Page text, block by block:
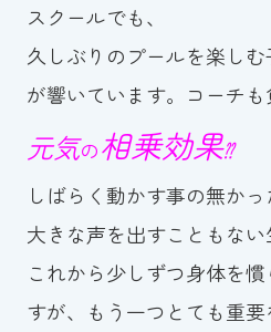
スクールでも、
久しぶりのプールを楽し
が響いています。コーチ
元気の相乗効果⁇
しばらく動かす事の無か
大きな声を出すこともな
これから少しずつ身体を
すが、もう一つとても重要